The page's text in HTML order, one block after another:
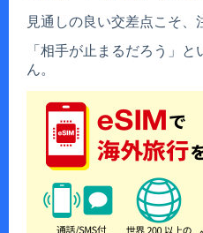
見通しの良い交差点こそ、
「相手が止まるだろう」
ん。